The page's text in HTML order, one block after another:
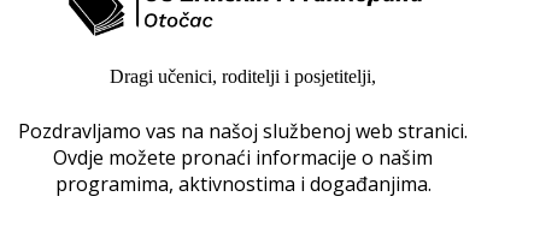
Dragi učenici, roditelji i posjetitelji,
Pozdravljamo vas na našoj službenoj web stranici.
Ovdje možete pronaći informacije o našim
programima, aktivnostima i događanjima.